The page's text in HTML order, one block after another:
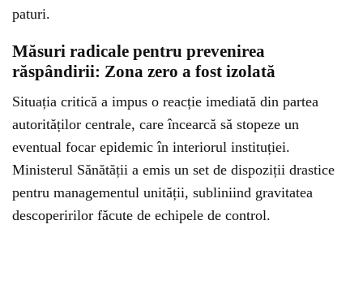
paturi.
Măsuri radicale pentru prevenirea
răspândirii: Zona zero a fost izolată
Situația critică a impus o reacție imediată din partea
autorităților centrale, care încearcă să stopeze un
eventual focar epidemic în interiorul instituției.
Ministerul Sănătății a emis un set de dispoziții drastice
pentru managementul unității, subliniind gravitatea
descoperirilor făcute de echipele de control.